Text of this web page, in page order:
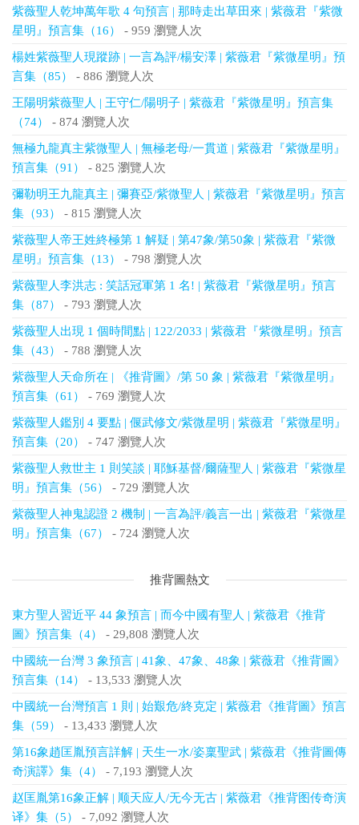
紫薇聖人乾坤萬年歌 4 句預言 | 那時走出草田來 | 紫薇君『紫微
星明』預言集（16）
- 959 瀏覽人次
楊姓紫薇聖人現蹤跡 | 一言為評/楊安澤 | 紫薇君『紫微星明』預
言集（85）
- 886 瀏覽人次
王陽明紫薇聖人 | 王守仁/陽明子 | 紫薇君『紫微星明』預言集
（74）
- 874 瀏覽人次
無極九龍真主紫微聖人 | 無極老母/一貫道 | 紫薇君『紫微星明』
預言集（91）
- 825 瀏覽人次
彌勒明王九龍真主 | 彌賽亞/紫微聖人 | 紫薇君『紫微星明』預言
集（93）
- 815 瀏覽人次
紫薇聖人帝王姓終極第 1 解疑 | 第47象/第50象 | 紫薇君『紫微
星明』預言集（13）
- 798 瀏覽人次
紫薇聖人李洪志 : 笑話冠軍第 1 名! | 紫薇君『紫微星明』預言
集（87）
- 793 瀏覽人次
紫薇聖人出現 1 個時間點 | 122/2033 | 紫薇君『紫微星明』預言
集（43）
- 788 瀏覽人次
紫薇聖人天命所在 | 《推背圖》/第 50 象 | 紫薇君『紫微星明』
預言集（61）
- 769 瀏覽人次
紫薇聖人鑑別 4 要點 | 偃武修文/紫微星明 | 紫薇君『紫微星明』
預言集（20）
- 747 瀏覽人次
紫薇聖人救世主 1 則笑談 | 耶穌基督/爾薩聖人 | 紫薇君『紫微星
明』預言集（56）
- 729 瀏覽人次
紫薇聖人神鬼認證 2 機制 | 一言為評/義言一出 | 紫薇君『紫微星
明』預言集（67）
- 724 瀏覽人次
推背圖熱文
東方聖人習近平 44 象預言 | 而今中國有聖人 | 紫薇君《推背
圖》預言集（4）
- 29,808 瀏覽人次
中國統一台灣 3 象預言 | 41象、47象、48象 | 紫薇君《推背圖》
預言集（14）
- 13,533 瀏覽人次
中國統一台灣預言 1 則 | 始艱危/終克定 | 紫薇君《推背圖》預言
集（59）
- 13,433 瀏覽人次
第16象趙匡胤預言詳解 | 天生一水/姿稟聖武 | 紫薇君《推背圖傳
奇演譯》集（4）
- 7,193 瀏覽人次
赵匡胤第16象正解 | 顺天应人/无今无古 | 紫薇君《推背图传奇演
译》集（5）
- 7,092 瀏覽人次